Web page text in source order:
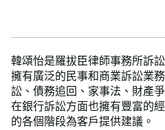
韓頌怡是羅拔臣律師事務所訴
擁有廣泛的民事和商業訴訟業
訟、債務追回、家事法、財產
在銀行訴訟方面也擁有豐富的
的各個階段為客戶提供建議。